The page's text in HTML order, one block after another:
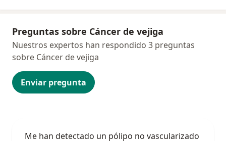
Preguntas sobre Cáncer de vejiga
Enviar pregunta
Nuestros expertos han respondido 3 preguntas
sobre Cáncer de vejiga
Me han detectado un pólipo no vascularizado